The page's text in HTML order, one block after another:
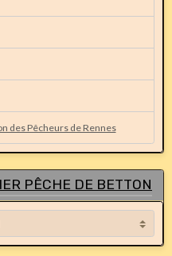
des Pêcheurs de Rennes
PÊCHE DE BETTON